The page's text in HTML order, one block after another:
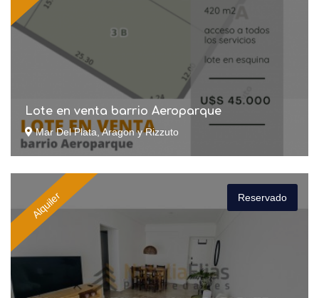
Lote en venta barrio Aeroparque
Mar Del Plata, Aragon y Rizzuto
Alquiler Reservado